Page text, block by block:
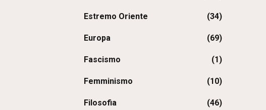
Estremo Oriente (34)
Europa (69)
Fascismo (1)
Femminismo (10)
Filosofia (46)